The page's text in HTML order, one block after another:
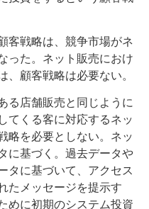
戦略は、競争市場がネ
った。ネット販売におけ
、顧客戦略は必要ない。
店舗販売と同じように
てくる客に対応するネッ
略を必要としない。ネッ
に基づく。過去データや
タに基づいて、アクセス
たメッセージを提示す
めに初期のシステム投資